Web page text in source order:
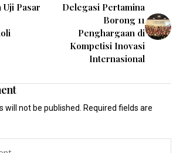
Uji Pasar
Delegasi Pertamina
Borong 11
Penghargaan di
Kompetisi Inovasi
Internasional
will not be published. Required fields are